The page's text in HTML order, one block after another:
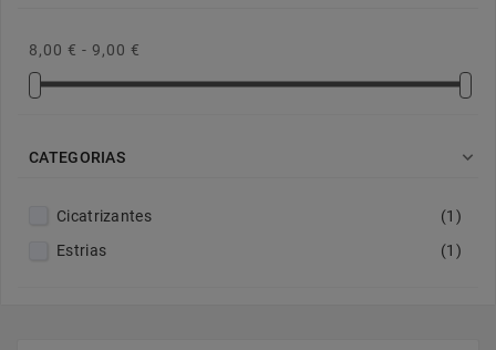
8,00 € - 9,00 €
CATEGORIAS 
Cicatrizantes
(1)
Estrias
(1)